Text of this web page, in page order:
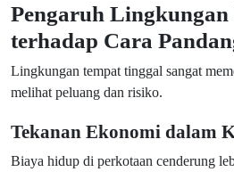
Pengaruh Lingkungan
terhadap Cara
Lingkungan tempat tinggal sangat
melihat peluang dan risiko.
Tekanan Ekonomi dalam
Biaya hidup di perkotaan cenderung